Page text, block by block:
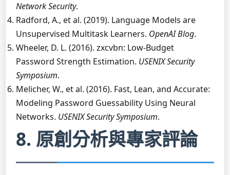
Network Security.
Radford, A., et al. (2019). Language Models are
Unsupervised Multitask Learners. OpenAI Blog.
Wheeler, D. L. (2016). zxcvbn: Low-Budget
Password Strength Estimation. USENIX Security
Symposium.
Melicher, W., et al. (2016). Fast, Lean, and Accurate:
Modeling Password Guessability Using Neural
Networks. USENIX Security Symposium.
8. 原創分析與專家評論